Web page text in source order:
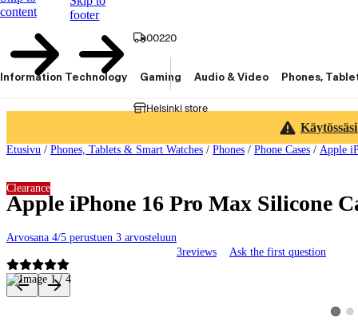
content
footer
00220
Helsinki store
Information Technology Gaming Audio & Video Phones,
Etusivu / Phones, Tablets & Smart Watches / Phones / Phone Cases / Apple
Apple iPhone 16 Pro Max Silicone
Arvosana 4/5 perustuen 3 arvosteluun
3reviews Ask the first question
Clearance
Product images and videos
View